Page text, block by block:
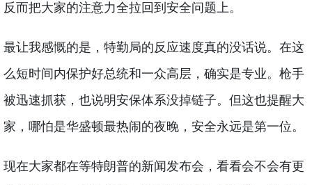
反而把大家的注意力全拉回到安全问题上。
最让我感慨的是，特勤局的反应速度真的没话说。在这
么短时间内保护好总统和一众高层，确实是专业。枪手
被迅速抓获，也说明安保体系没掉链子。但这也提醒大
家，哪怕是华盛顿最热闹的夜晚，安全永远是第一位。
现在大家都在等特朗普的新闻发布会，看看会不会有更